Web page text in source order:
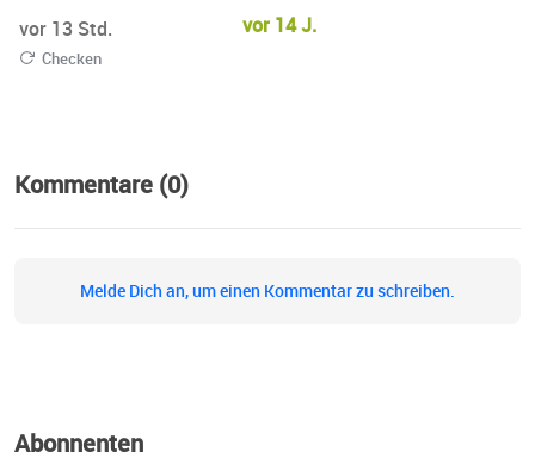
vor 13 Std.
Checken
vor 14 J.
Kommentare (0)
Melde Dich an, um einen Kommentar zu schreiben.
Abonnenten